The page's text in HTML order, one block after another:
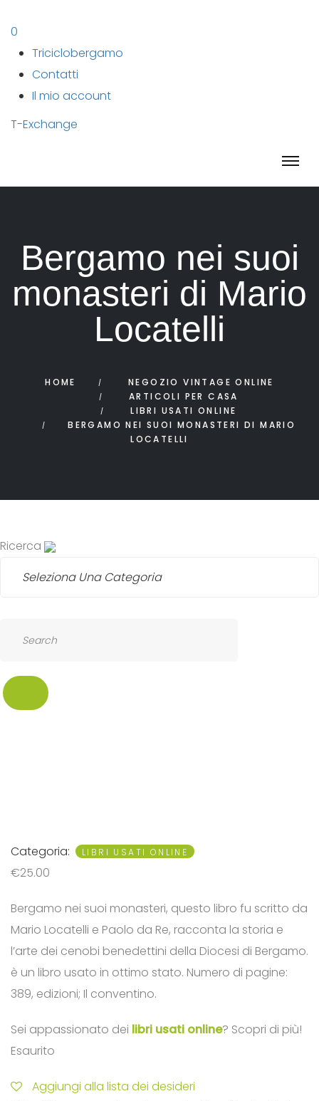
0
Triciclobergamo
Contatti
Il mio account
T-Exchange
Bergamo nei suoi
monasteri di Mario
Locatelli
HOME
NEGOZIO VINTAGE ONLINE
ARTICOLI PER CASA
LIBRI USATI ONLINE
BERGAMO NEI SUOI MONASTERI DI MARIO
LOCATELLI
Ricerca
SEARCH
Categoria: LIBRI USATI ONLINE
€25.00
Bergamo nei suoi monasteri, questo libro fu scritto da
Mario Locatelli e Paolo da Re, racconta la storia e
l’arte dei cenobi benedettini della Diocesi di Bergamo.
è un libro usato in ottimo stato. Numero di pagine:
389, edizioni; Il conventino.
Sei appassionato dei libri usati online? Scopri di più!
Esaurito
Aggiungi alla lista dei desideri